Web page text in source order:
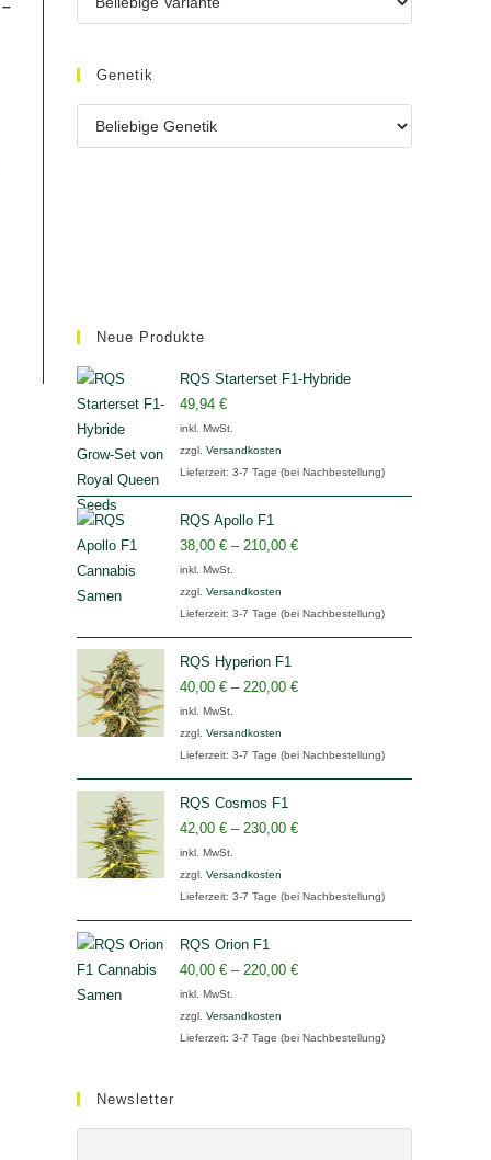
Genetik
Neue Produkte
RQS Starterset F1-Hybride
49,94 €
inkl. MwSt.
zzgl. Versandkosten
Lieferzeit: 3-7 Tage (bei Nachbestellung)
RQS Apollo F1
38,00 € – 210,00 €
inkl. MwSt.
zzgl. Versandkosten
Lieferzeit: 3-7 Tage (bei Nachbestellung)
RQS Hyperion F1
40,00 € – 220,00 €
inkl. MwSt.
zzgl. Versandkosten
Lieferzeit: 3-7 Tage (bei Nachbestellung)
RQS Cosmos F1
42,00 € – 230,00 €
inkl. MwSt.
zzgl. Versandkosten
Lieferzeit: 3-7 Tage (bei Nachbestellung)
RQS Orion F1
40,00 € – 220,00 €
inkl. MwSt.
zzgl. Versandkosten
Lieferzeit: 3-7 Tage (bei Nachbestellung)
Newsletter